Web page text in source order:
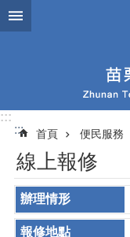
跳到主要內容區塊
:::
:::
首頁 便民服務
線上報修